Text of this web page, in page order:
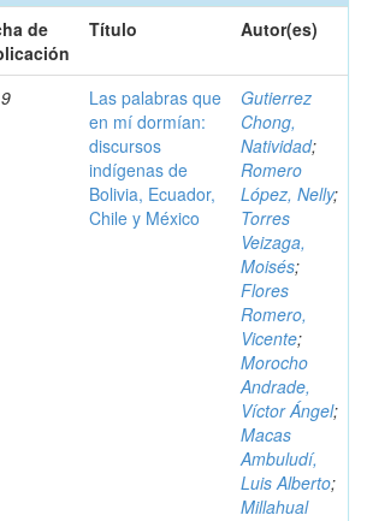
de
Título Autor(es)
Las palabras que
en mí dormían:
discursos
indígenas de
Bolivia, Ecuador,
Chile y México
Gutierrez
Chong,
Natividad;
Romero
López, Nelly;
Torres
Veizaga,
Moisés;
Flores
Romero,
Vicente;
Morocho
Andrade,
Víctor Ángel;
Macas
Ambuludí,
Luis Alberto;
Millahual